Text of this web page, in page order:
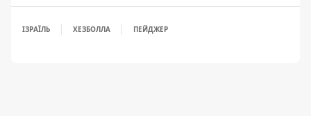
ІЗРАЇЛЬ ХЕЗБОЛЛА ПЕЙДЖЕР